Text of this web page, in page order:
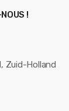
!
Zuid-Holland